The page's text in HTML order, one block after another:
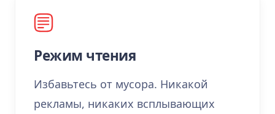
Режим чтения
Избавьтесь от мусора. Никакой
рекламы, никаких всплывающих